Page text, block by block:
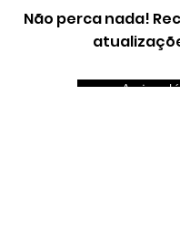
Não perca nada!
Assine Já